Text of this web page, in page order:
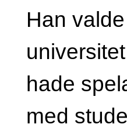
Han
hade
med